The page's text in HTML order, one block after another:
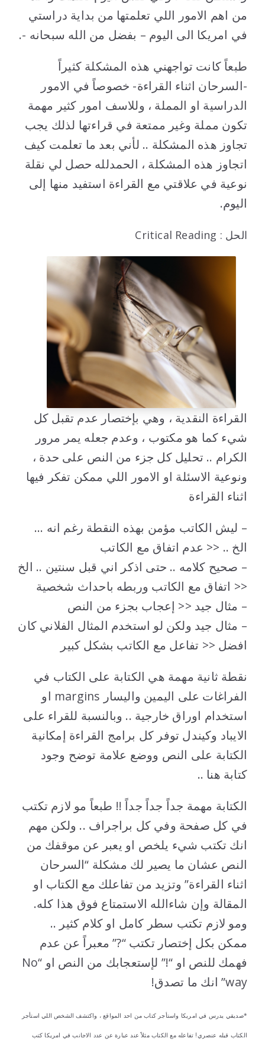
من اهم الامور اللي تعلمتها من بداية دراستي
في امريكا الى اليوم – بفضل من الله سبحانه -.
طبعاً كانت تواجهني هذه المشكلة كثيراً
-السرحان اثناء القراءة- خصوصاً في الامور
الدراسية او المملة ، وللاسف امور كثير مهمة
تكون مملة وغير ممتعة في قراءتها لذلك يجب
تجاوز هذه المشكلة .. لأني بعد ما تعلمت كيف
اتجاوز هذه المشكلة ، الحمدلله حصل لي نقلة
نوعية في علاقتي مع القراءة استفيد منها إلى
اليوم.
الحل : Critical Reading
القراءة النقدية ، وهي بإختصار عدم تقبل كل
شيء كما هو مكتوب ، وعدم جعله يمر مرور
الكرام .. تحليل كل جزء من النص على حدة ،
ونوعية الاسئلة او الامور اللي ممكن تفكر فيها
اثناء القراءة
– ليش الكاتب مؤمن بهذه النقطة رغم انه …
الخ .. << عدم اتفاق مع الكاتب
– صحيح كلامه .. حتى اذكر اني قبل سنتين .. الخ
<< اتفاق مع الكاتب وربطه باحداث شخصية
– مثال جيد << إعجاب بجزء من النص
– مثال جيد ولكن لو استخدم المثال الفلاني كان
افضل << تفاعل مع الكاتب بشكل كبير
نقطة ثانية مهمة هي الكتابة على الكتاب في
الفراغات على اليمين واليسار margins او
استخدام اوراق خارجية .. وبالنسبة للقراء على
الايباد وكيندل توفر كل برامج القراءة إمكانية
الكتابة على النص ووضع علامة توضح وجود
كتابة هنا ..
الكتابة مهمة جداً جداً جداً !! طبعاً مو لازم تكتب
في كل صفحة وفي كل براجراف .. ولكن مهم
انك تكتب شيء يلخص او يعبر عن موقفك من
النص عشان ما يصير لك مشكلة “السرحان
اثناء القراءة” وتزيد من تفاعلك مع الكتاب او
المقالة وإن شاءالله الاستمتاع فوق هذا كله.
ومو لازم تكتب سطر كامل او كلام كثير ..
ممكن بكل إختصار تكتب “?” معبراً عن عدم
فهمك للنص او “!” لإستعجابك من النص او “No
way” انك ما تصدق!
*صديقي يدرس في امريكا واستأجر كتاب من احد المواقع ، واكتشف الشخص اللي استأجر
الكتاب قبله عنصري! تفاعله مع الكتاب مثلاً عند عبارة عن عدد الاجانب في امريكا كتب